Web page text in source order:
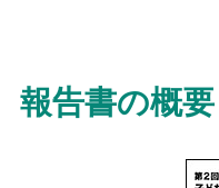
報告書の概要